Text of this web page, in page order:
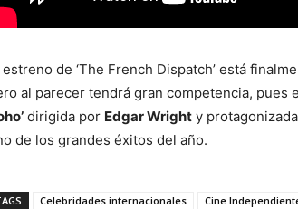
estreno de ‘The French Dispatch’ está
al parecer tendrá gran competencia, pues
dirigida por Edgar Wright y
de los grandes éxitos del año.
Celebridades internacionales Cine